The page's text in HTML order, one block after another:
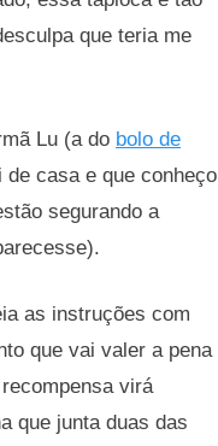
que teria me
Lu (a do bolo de
casa e que conheço
segurando a
as instruções com
que vai valer a pena
virá
que junta duas das